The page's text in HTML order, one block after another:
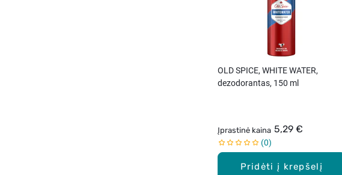
Pridėti į krepšelį
OLD SPICE, WHITE WATER,
dezodorantas, 150 ml
Įprastinė kaina 5,29 €
0